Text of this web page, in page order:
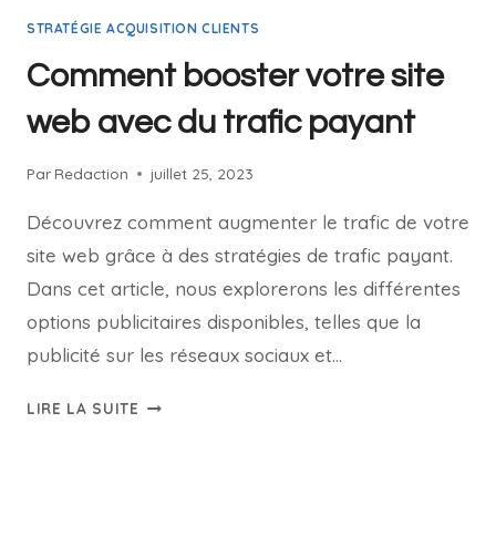
STRATÉGIE ACQUISITION CLIENTS
Comment booster votre site
web avec du trafic payant
Par Redaction juillet 25, 2023
Découvrez comment augmenter le trafic de votre
site web grâce à des stratégies de trafic payant.
Dans cet article, nous explorerons les différentes
options publicitaires disponibles, telles que la
publicité sur les réseaux sociaux et…
LIRE LA SUITE